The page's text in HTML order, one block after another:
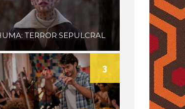
TERROR SEPULCRAL
3